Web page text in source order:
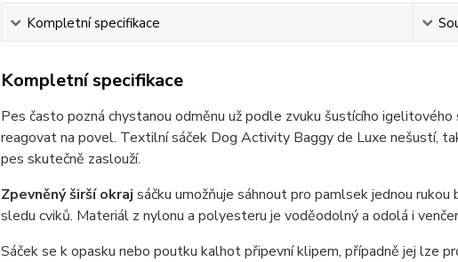
Kompletní specifikace
Kompletní specifikace
Pes často pozná chystanou odměnu už podle zvuku šustícího
reagovat na povel. Textilní sáček Dog Activity Baggy de Luxe nešustí,
pes skutečně zaslouží.
Zpevněný širší okraj sáčku umožňuje sáhnout pro pamlsek jednou
sledu cviků. Materiál z nylonu a polyesteru je voděodolný a odolá i
Sáček se k opasku nebo poutku kalhot připevní klipem, případně jej lze